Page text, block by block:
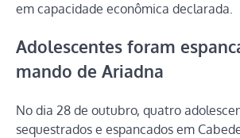
em capacidade econômica declarada.
Adolescentes foram
mando de Ariadna
No dia 28 de outubro, quatro
sequestrados e espancados em